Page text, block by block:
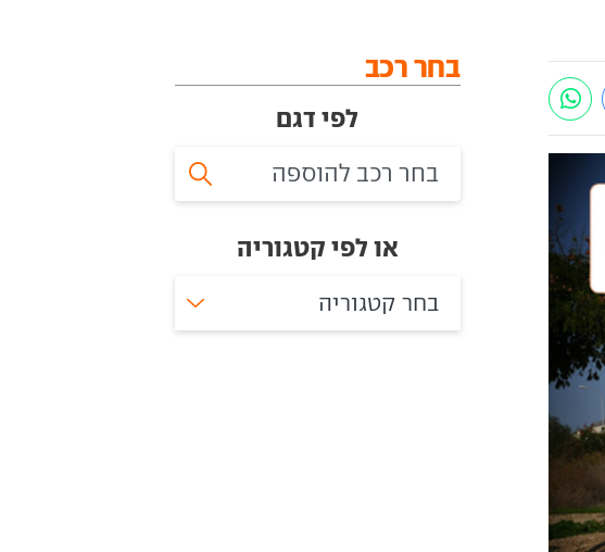
בחר רכב
לפי דגם
או לפי קטגוריה
בחר קטגוריה